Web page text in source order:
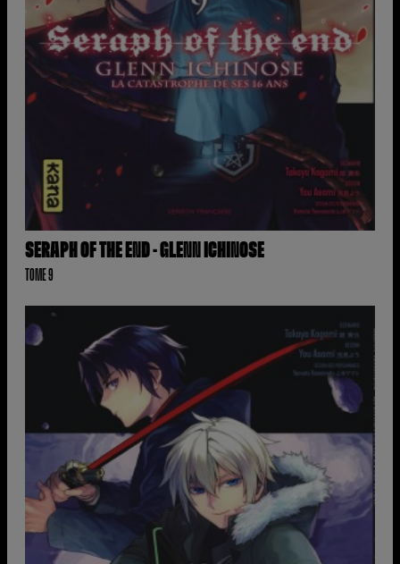
SERAPH OF THE END - GLENN ICHINOSE
TOME 9